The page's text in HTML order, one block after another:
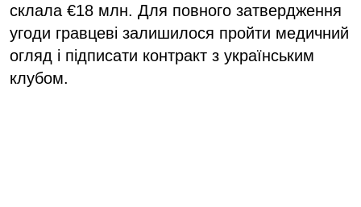
склала €18 млн. Для повного затвердження
угоди гравцеві залишилося пройти медичний
огляд і підписати контракт з українським
клубом.